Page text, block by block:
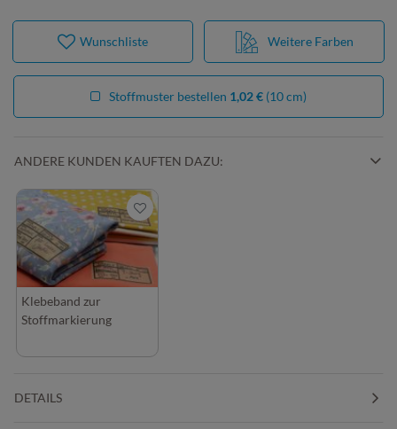
Weitere Farben
Wunschliste
Stoffmuster bestellen 1,02 € (10 cm)
ANDERE KUNDEN KAUFTEN DAZU:
Klebeband zur
Stoffmarkierung
DETAILS